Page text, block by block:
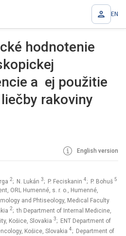
EN
hodnotenie
a ej použitie
rakoviny
English version
2; N. Lukán 3; P. Feciskanin 4; P. Bohuš 5
ORL Humenné, s. r. o., Humenné,
and Phtiseology, Medical Faculty
2; th Department of Internal Medicine,
Košice, Slovakia 3; ENT Department of
Košice, Slovakia 4; Department of